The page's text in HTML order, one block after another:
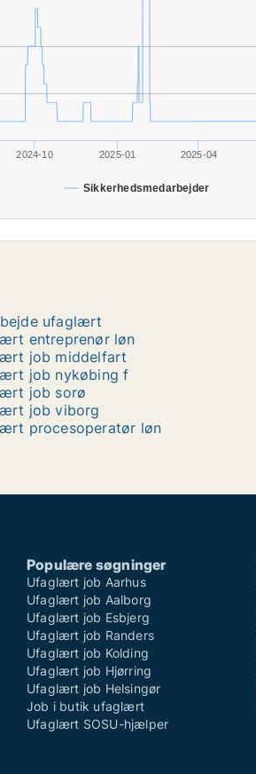
Sikkerhedsmedarbejder
2024-10 2025-01 2025-04
ufaglært
entreprenør løn
job middelfart
job nykøbing f
job sorø
job viborg
procesoperatør løn
Populære søgninger
Ufaglært job Aarhus
Ufaglært job Aalborg
Ufaglært job Esbjerg
Ufaglært job Randers
Ufaglært job Kolding
Ufaglært job Hjørring
Ufaglært job Helsingør
Job i butik ufaglært
Ufaglært SOSU-hjælper